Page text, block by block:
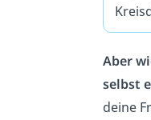
Aber
selbst
deine